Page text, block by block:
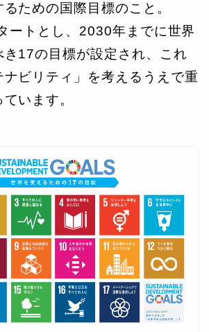
ための国際目標のこと。
ートとし、2030年までに世界
き17の目標が設定され、これ
ナビリティ」を考えるうえで重
います。